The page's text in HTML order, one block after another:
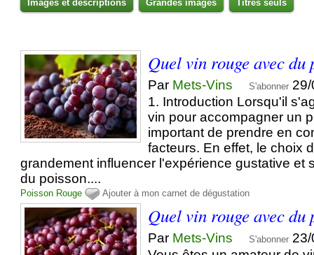
Images et descriptions Grandes images Titres seuls
Quel vin rouge avec du
Par Mets-Vins S'abonner
1. Introduction Lorsqu'il
vin pour accompagner un
important de prendre en
facteurs. En effet, le choix
grandement influencer l'expérience gustative et
du poisson....
Poisson Rouge Ajouter à mon carnet de dégustation
Quel vin rouge avec du
Par Mets-Vins S'abonner